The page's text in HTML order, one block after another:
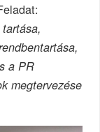
a PR
megtervezése